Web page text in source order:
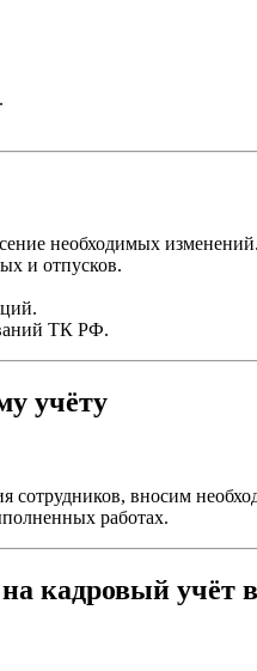
необходимых изменений.
и отпусков.
ТК РФ.
учёту
сотрудников, вносим
работах.
кадровый учёт